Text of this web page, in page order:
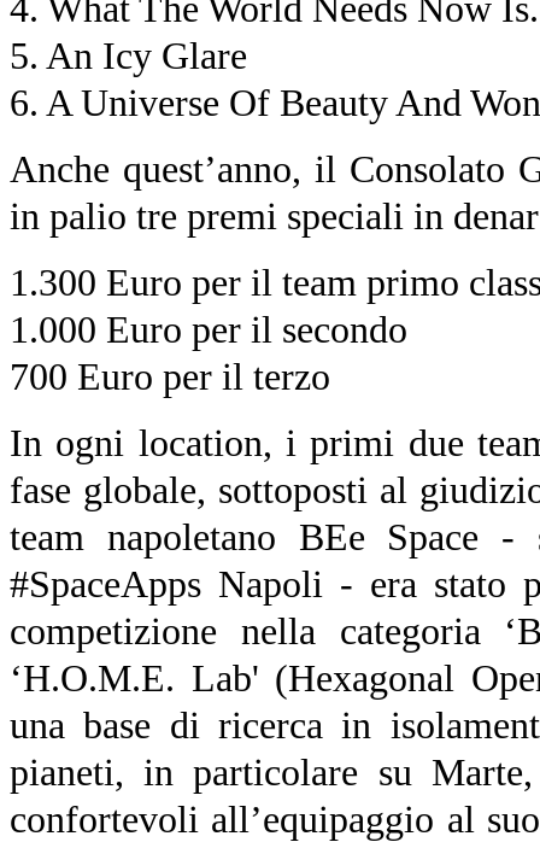
4. What The World Needs Now
5. An Icy Glare
6. A Universe Of Beauty And
Anche quest’anno, il
in palio tre premi speciali in
1.300 Euro per il team primo
1.000 Euro per il secondo
700 Euro per il terzo
In ogni location, i primi due
fase globale, sottoposti al
team napoletano BEe Space
#SpaceApps Napoli - era stato
competizione nella categoria
‘H.O.M.E. Lab' (Hexagonal
una base di ricerca in
pianeti, in particolare su
confortevoli all’equipaggio al